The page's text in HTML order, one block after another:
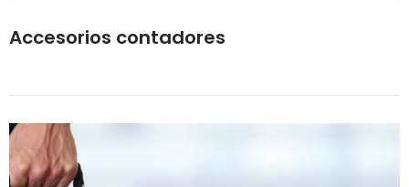
Accesorios contadores